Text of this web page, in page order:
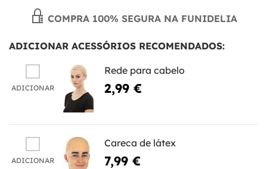
COMPRA 100% SEGURA NA FUNIDELIA
ADICIONAR ACESSÓRIOS RECOMENDADOS:
ADICIONAR
Rede para cabelo
2,99 €
ADICIONAR
Careca de látex
7,99 €